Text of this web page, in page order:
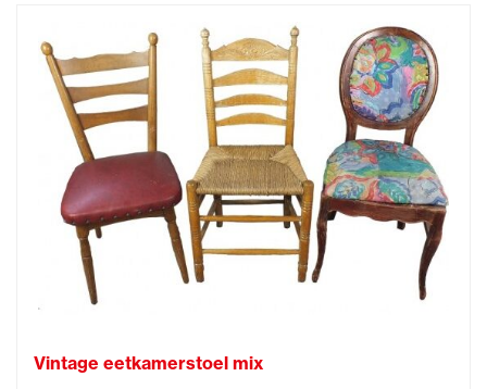
Vintage eetkamerstoel mix